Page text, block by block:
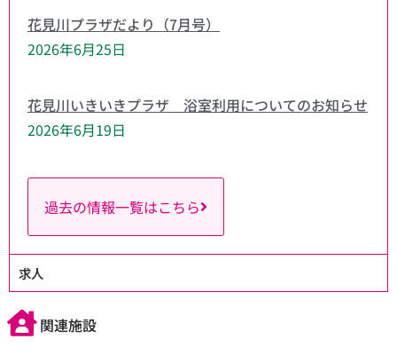
花見川プラザだより（7月号）
2026年6月25日
花見川いきいきプラザ 浴室利用についてのお知らせ
2026年6月19日
過去の情報一覧はこちら
求人
関連施設